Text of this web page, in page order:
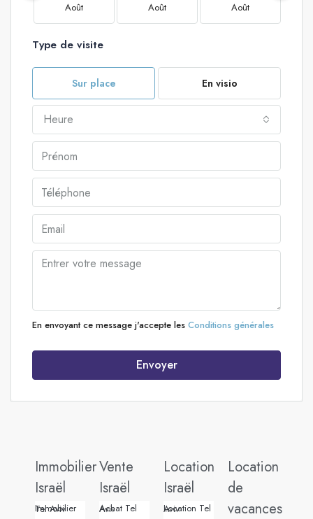
Août Août Août
Type de visite
Sur place En visio
Heure
En envoyant ce message j'accepte les Conditions générales
Envoyer
Immobilier
Israël
Immobilier Tel Aviv
Vente
Israël
Achat Tel Aviv
Location
Israël
Location Tel Aviv
Location
de
vacances